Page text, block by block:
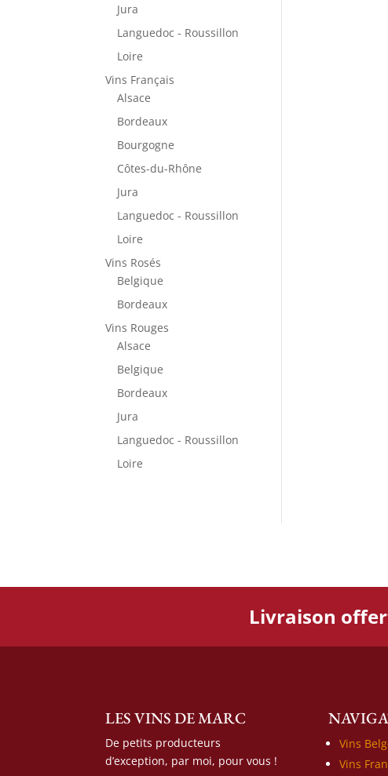
Jura
Languedoc - Roussillon
Loire
Vins Français
Alsace
Bordeaux
Bourgogne
Côtes-du-Rhône
Jura
Languedoc - Roussillon
Loire
Vins Rosés
Belgique
Bordeaux
Vins Rouges
Alsace
Belgique
Bordeaux
Jura
Languedoc - Roussillon
Loire
Livraison
LES VINS DE MARC
De petits producteurs
d’exception, par moi, pour vous !
Vins
Vins